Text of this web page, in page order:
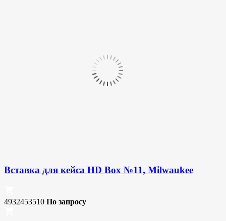
Вставка для кейса HD Box №11, Milwaukee
4932453510 По запросу